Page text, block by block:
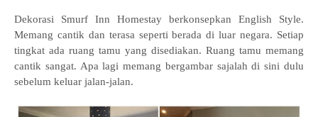
Dekorasi Smurf Inn Homestay berkonsepkan English Style.
Memang cantik dan terasa seperti berada di luar negara. Setiap
tingkat ada ruang tamu yang disediakan. Ruang tamu memang
cantik sangat. Apa lagi memang bergambar sajalah di sini dulu
sebelum keluar jalan-jalan.